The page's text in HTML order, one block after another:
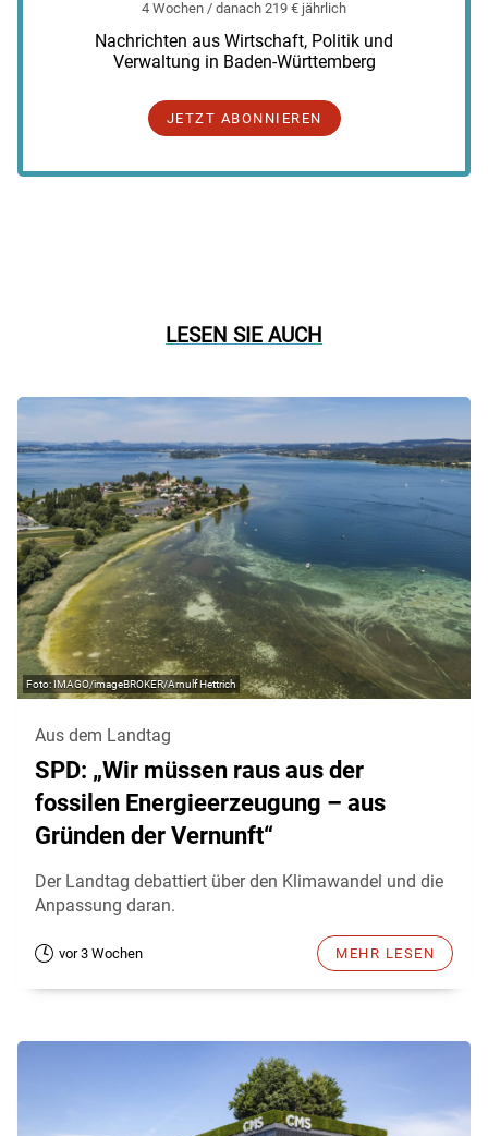
4 Wochen / danach 219 € jährlich
Nachrichten aus Wirtschaft, Politik und
Verwaltung in Baden-Württemberg
JETZT ABONNIEREN
LESEN SIE AUCH
IMAGO/imageBROKER/Arnulf Hettrich
Aus dem Landtag
SPD: „Wir müssen raus aus der
fossilen Energieerzeugung – aus
Gründen der Vernunft“
Der Landtag debattiert über den Klimawandel und die
Anpassung daran.
vor 3 Wochen MEHR LESEN